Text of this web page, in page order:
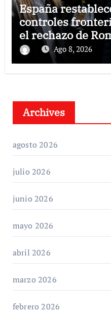
España
controles
el rechazo de
restricciones
Ago 8, 2026
Archives
agosto 2026
julio 2026
junio 2026
mayo 2026
abril 2026
marzo 2026
febrero 2026